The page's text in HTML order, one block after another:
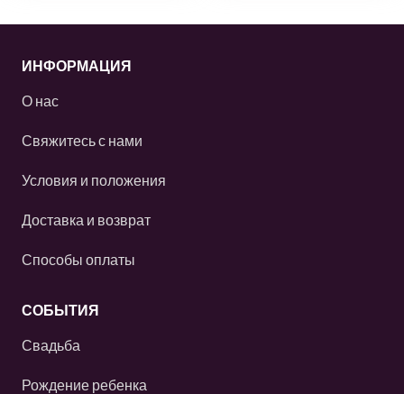
ИНФОРМАЦИЯ
О нас
Свяжитесь с нами
Условия и положения
Доставка и возврат
Способы оплаты
СОБЫТИЯ
Свадьба
Рождение ребенка